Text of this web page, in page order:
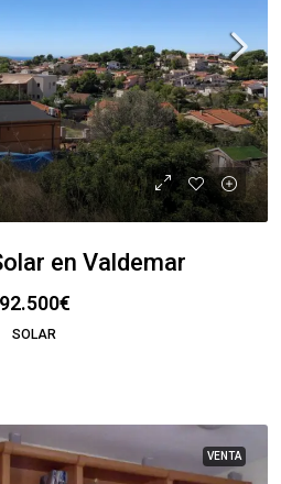
en Valdemar
92.500€
SOLAR
VENTA